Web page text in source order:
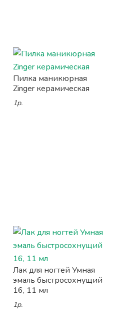
Пилка маникюрная
Zinger керамическая
1р.
Лак для ногтей Умная
эмаль быстросохнущий
16, 11 мл
1р.